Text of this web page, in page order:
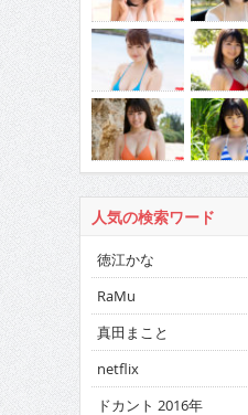
人気の検索ワード
徳江かな
RaMu
真田まこと
netflix
ドカント 2016年